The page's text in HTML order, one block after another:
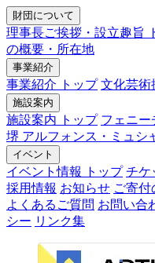
財団について
理事長ご挨拶・設立趣旨
の概要・所在地
事業紹介
事業紹介 トップ 文化芸術
施設案内
施設案内 トップ フェニー
堺 アルフォンス・ミュシ
イベント
イベント情報 トップ チケ
採用情報 お知らせ ご寄付
よくあるご質問 お問い合
シー リンク集